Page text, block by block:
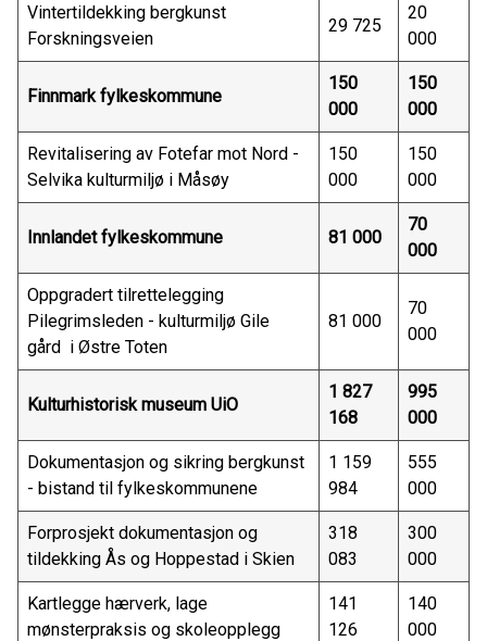
Vintertildekking bergkunst
Forskningsveien
29 725
20
000
Finnmark fylkeskommune
150
000
150
000
Revitalisering av Fotefar mot Nord -
Selvika kulturmiljø i Måsøy
150
000
150
000
Innlandet fylkeskommune 81 000
70
000
Oppgradert tilrettelegging
Pilegrimsleden - kulturmiljø Gile
gård i Østre Toten
81 000
70
000
Kulturhistorisk museum UiO
1 827
168
995
000
Dokumentasjon og sikring bergkunst
- bistand til fylkeskommunene
1 159
984
555
000
Forprosjekt dokumentasjon og
tildekking Ås og Hoppestad i Skien
318
083
300
000
Kartlegge hærverk, lage
mønsterpraksis og skoleopplegg
141
126
140
000